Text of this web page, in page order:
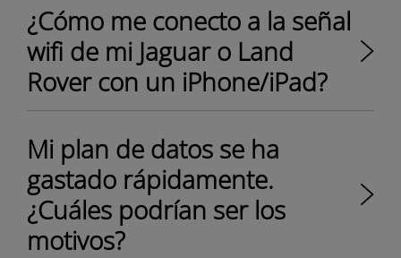
¿Cómo me conecto a la señal
wifi de mi Jaguar o Land
Rover con un iPhone/iPad?
Mi plan de datos se ha
gastado rápidamente.
¿Cuáles podrían ser los
motivos?